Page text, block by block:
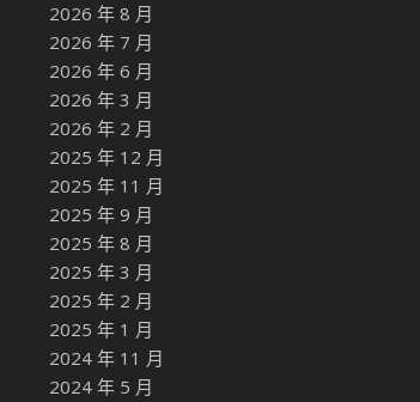
2026 年 8 月
2026 年 7 月
2026 年 6 月
2026 年 3 月
2026 年 2 月
2025 年 12 月
2025 年 11 月
2025 年 9 月
2025 年 8 月
2025 年 3 月
2025 年 2 月
2025 年 1 月
2024 年 11 月
2024 年 5 月